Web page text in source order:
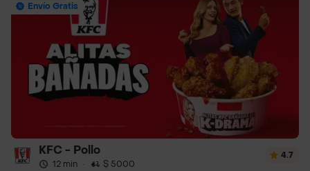
Envío Gratis
KFC - Pollo
12 min · $ 5000
4.7